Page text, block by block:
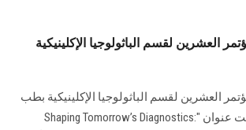
العشرين لقسم الباثولوجيا الإكلينيكية
العشرين لقسم الباثولوجيا الإكلينيكية بطب
عين شمس وذلك تحت عنوان "Shaping Tomorrow’s Diagnostics: